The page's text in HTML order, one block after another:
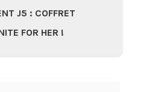
J5 : COFFRET
FOR HER !